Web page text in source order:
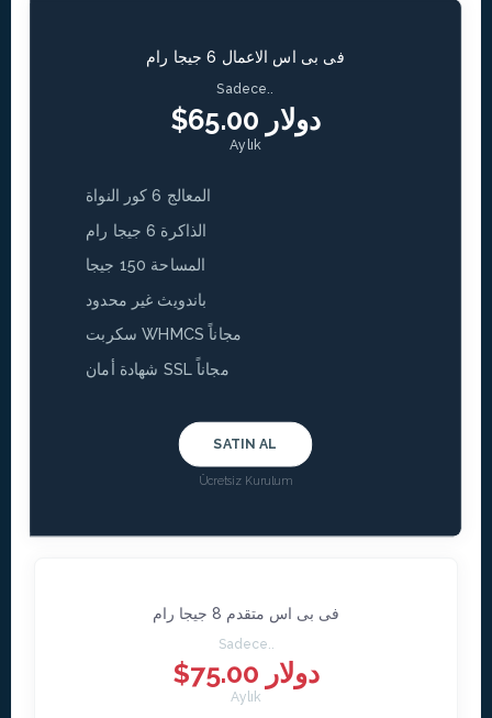
فى بى اس الاعمال 6 جيجا رام
Sadece..
$65.00 دولار
Aylık
المعالج 6 كور النواة
الذاكرة 6 جيجا رام
المساحة 150 جيجا
باندويث غير محدود
سكربت WHMCS مجاناً
شهادة أمان SSL مجاناً
SATIN AL
Ücretsiz Kurulum
فى بى اس متقدم 8 جيجا رام
Sadece..
$75.00 دولار
Aylık